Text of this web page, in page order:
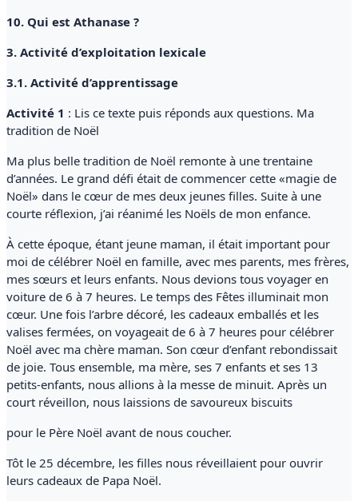
10. Qui est Athanase ?
3. Activité d’exploitation lexicale
3.1. Activité d’apprentissage
Activité 1 : Lis ce texte puis réponds aux questions. Ma
tradition de Noël
Ma plus belle tradition de Noël remonte à une trentaine
d’années. Le grand défi était de commencer cette «magie de
Noël» dans le cœur de mes deux jeunes filles. Suite à une
courte réflexion, j’ai réanimé les Noëls de mon enfance.
À cette époque, étant jeune maman, il était important pour
moi de célébrer Noël en famille, avec mes parents, mes frères,
mes sœurs et leurs enfants. Nous devions tous voyager en
voiture de 6 à 7 heures. Le temps des Fêtes illuminait mon
cœur. Une fois l’arbre décoré, les cadeaux emballés et les
valises fermées, on voyageait de 6 à 7 heures pour célébrer
Noël avec ma chère maman. Son cœur d’enfant rebondissait
de joie. Tous ensemble, ma mère, ses 7 enfants et ses 13
petits-enfants, nous allions à la messe de minuit. Après un
court réveillon, nous laissions de savoureux biscuits
pour le Père Noël avant de nous coucher.
Tôt le 25 décembre, les filles nous réveillaient pour ouvrir
leurs cadeaux de Papa Noël.